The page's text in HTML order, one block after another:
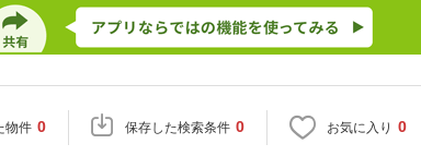
物件 0 保存した検索条件 0 お気に入り 0